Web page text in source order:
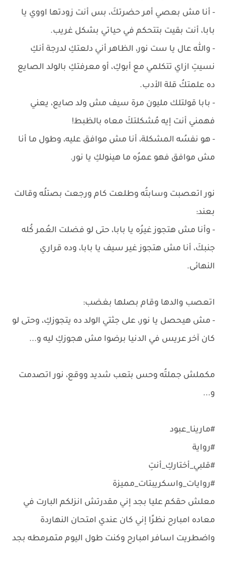
- أنا مش بعصي أمر حضرتكَ، بس أنت زودتها اووي يا
بابا، أنت بقيت بتتحكم في حياتي بشكل غريب.
- والله عال يا ست نور، الظاهر أني دلعتكِ لدرجة أنكِ
نسيتِ ازاي تتكلمي مع أبوكِ، أو معرفتكِ بالولد الصايع
ده علمتكُ قلة الأدب.
- بابا قولتلك مليون مرة سيف مش ولد صايع، يعني
فهمني أنت إيه مُشكلتكَ معاه بالظبط!
- هو نفسُه المشكلة، أنا مش موافق عليه، وطول ما أنا
مش موافق فهو عمرُه ما هينولكِ يا نور.
نور اتعصبت وسابتُه وطلعت كام ورجعت بصتلُه وقالت
بعند:
- وأنا مش هتجوز غيرُه يا بابا، حتى لو فضلت العُمر كُله
جنبكَ، أنا مش هتجوز غير سيف يا بابا، وده قراري
النهائى.
اتعصب والدها وقام بصلها بغضب:
- مش هيحصل يا نور، على جثتي الولد ده يتجوزكِ، وحتى لو
كان آخر عريس في الدنيا برضوا مش هجوزكِ ليه و...
مكملش جملتُه وحس بتعب شديد ووقع، نور اتصدمت
و...
#مارينا_عبود
#رواية
#قلبي_أختاركِ_أنتِ
#روايات_واسكريبتات_مميزة
معلش حقكم عليا بجد إني مقدرتش انزلكم البارت في
معاده امبارح نظرًا إني كان عندي امتحان النهاردة
واضطريت اسافر امبارح وكنت طول اليوم متمرمطه بجد